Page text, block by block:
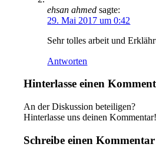
ehsan ahmed sagte:
29. Mai 2017 um 0:42
Sehr tolles arbeit und
Antworten
Hinterlasse einen
An der Diskussion beteiligen?
Hinterlasse uns deinen Kommentar!
Schreibe einen Kommentar